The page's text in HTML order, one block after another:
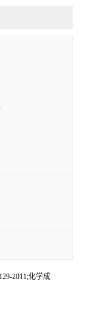
2011;化学成